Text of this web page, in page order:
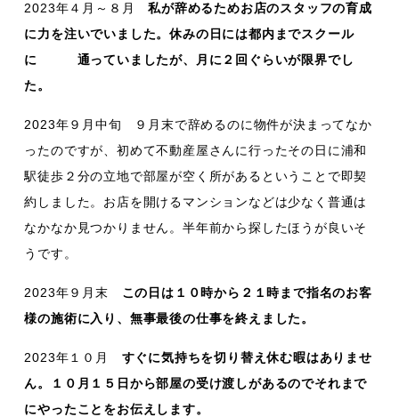
2023年４月～８月私が辞めるためお店のスタッフの育成
に力を注いでいました。休みの日には都内までスクール
に 通っていましたが、月に２回ぐらいが限界でし
た。
2023年９月中旬 ９月末で辞めるのに物件が決まってなか
ったのですが、初めて不動産屋さんに行ったその日に浦和
駅徒歩２分の立地で部屋が空く所があるということで即契
約しました。お店を開けるマンションなどは少なく普通は
なかなか見つかりません。半年前から探したほうが良いそ
うです。
2023年９月末 この日は１０時から２１時まで指名のお客
様の施術に入り、無事最後の仕事を終えました。
2023年１０月 すぐに気持ちを切り替え休む暇はありませ
ん。１０月１５日から部屋の受け渡しがあるのでそれまで
にやったことをお伝えします。